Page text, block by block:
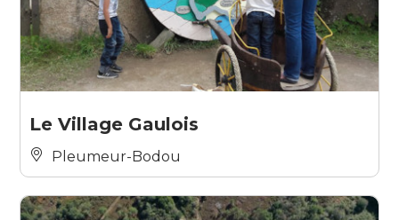
Le Village Gaulois
Pleumeur-Bodou